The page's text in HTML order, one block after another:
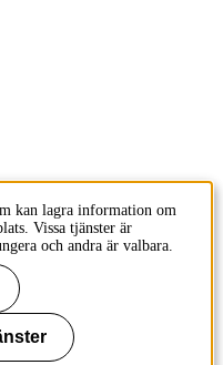
kan lagra information om
Vissa tjänster är
och andra är valbara.